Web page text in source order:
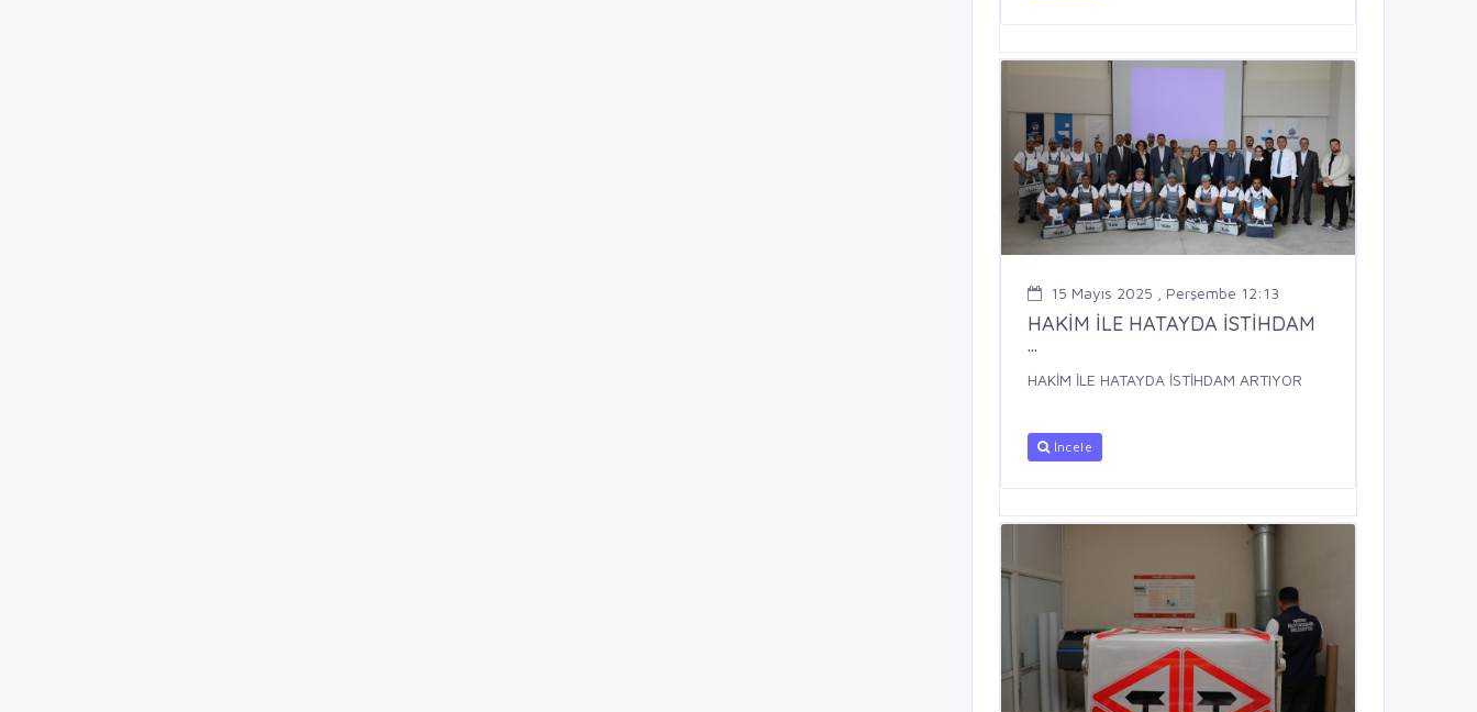
15 Mayıs 2025 , Perşembe 12:13
HAKİM İLE HATAYDA İSTİHDAM
...
HAKİM İLE HATAYDA İSTİHDAM ARTIYOR
İncele